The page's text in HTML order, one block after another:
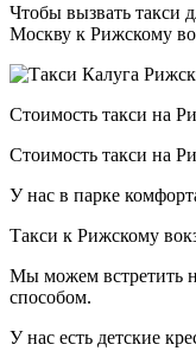
Чтобы вызвать такси
Москву к Рижскому
Стоимость такси на
Стоимость такси на
У нас в парке
Такси к Рижскому
Мы можем встретить
способом.
У нас есть детские